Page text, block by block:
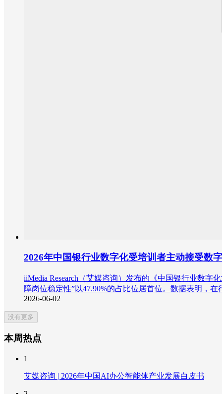
2026年中国银行业数字化受培训者主动接受数
iiMedia Research（艾媒咨询）发布的《中国银行业数
障岗位稳定性”以47.90%的占比位居首位。数据表明，
2026-06-02
没有更多
本周热点
1
艾媒咨询 | 2026年中国AI办公智能体产业发展白皮书